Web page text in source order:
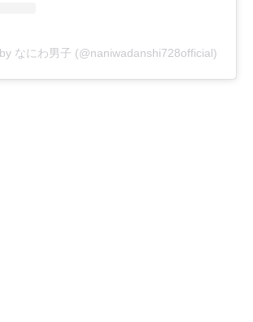
なにわ男子 (@naniwadanshi728official)